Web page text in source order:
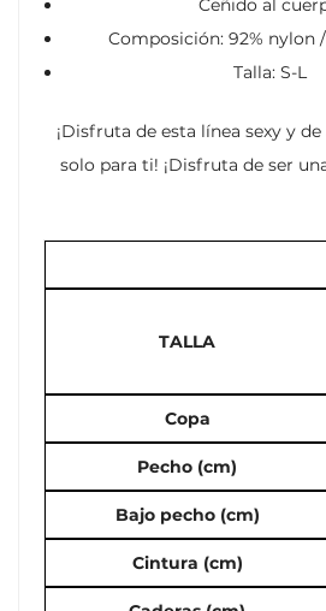
Ceñido al
Composición: 92% nylon
Talla: S-L
¡Disfruta de esta línea sexy y
solo para ti! ¡Disfruta de ser
TALLA
Copa
Pecho (cm)
Bajo pecho (cm)
Cintura (cm)